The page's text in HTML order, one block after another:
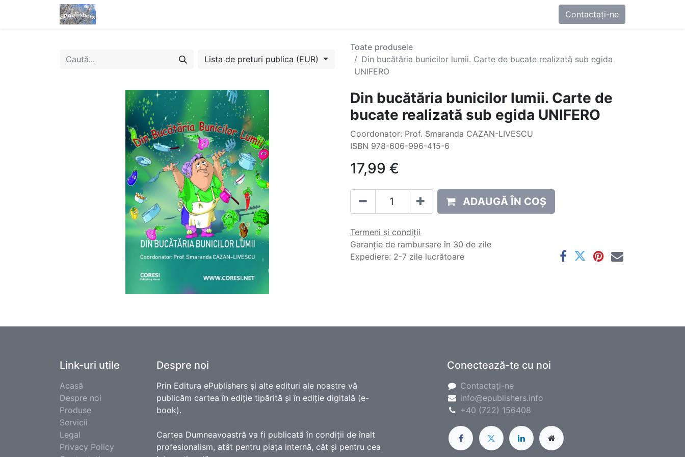
Contactați-ne
Lista de preturi publica (EUR)
Toate produsele
Din bucătăria bunicilor lumii. Carte de bucate realizată sub egida
UNIFERO
Din bucătăria bunicilor lumii. Carte de
bucate realizată sub egida UNIFERO
Coordonator: Prof. Smaranda CAZAN-LIVESCU
ISBN 978-606-996-415-6
17,99 €
ADAUGĂ ÎN COȘ
Termeni și condiții
Garanție de rambursare în 30 de zile
Expediere: 2-7 zile lucrătoare
Link-uri utile
Acasă
Despre noi
Produse
Servicii
Legal
Privacy Policy
Despre noi
Prin Editura ePublishers și alte edituri ale noastre vă
publicăm cartea în ediție tipărită și în ediție digitală (e-
book).
Cartea Dumneavoastră va fi publicată în condiții de înalt
profesionalism, atât pentru piața internă, cât și pentru cea
Conectează-te cu noi
Contactați-ne
info@epublishers.info
+40 (722) 156408